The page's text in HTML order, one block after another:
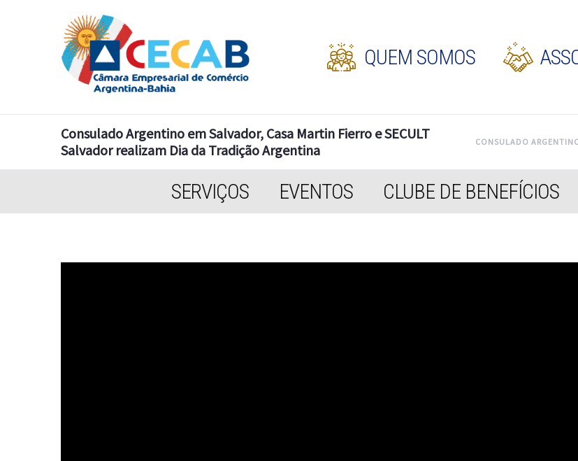
QUEM SOMOS
Consulado Argentino em Salvador, Casa Martin Fierro e SECULT
Salvador realizam Dia da Tradição Argentina
CONSULADO
SERVIÇOS EVENTOS CLUBE DE BENEFÍCIOS